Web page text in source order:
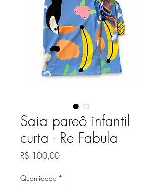
Saia pareô infantil
curta - Re Fabula
R$ 100,00Preço
Quantidade *